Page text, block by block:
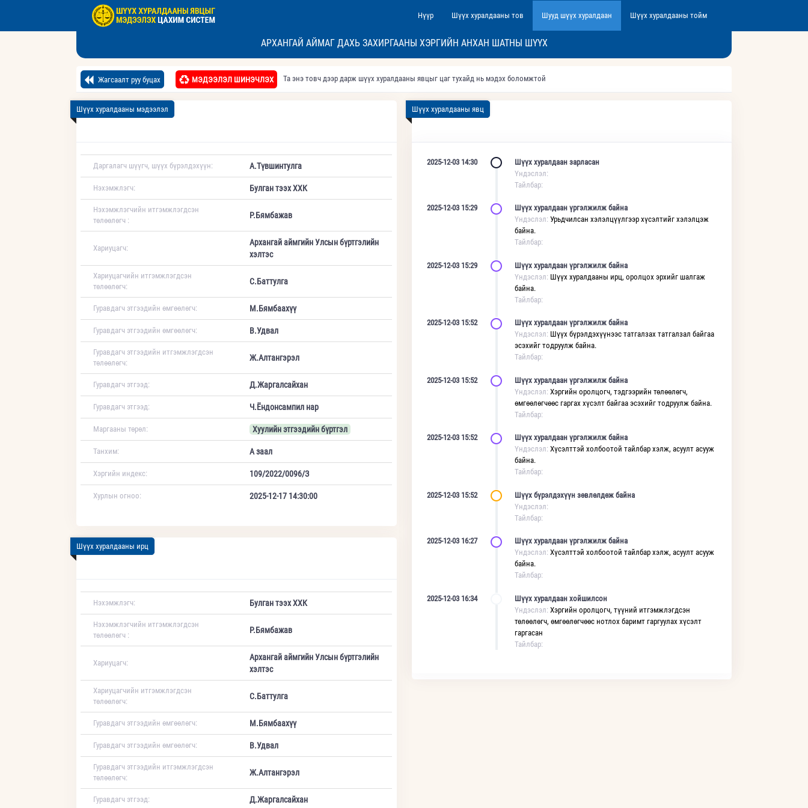
Нүүр Шүүх хуралдааны тов Шууд шүүх хуралдаан Шүүх хуралдааны тойм
АРХАНГАЙ АЙМАГ ДАХЬ ЗАХИРГААНЫ ХЭРГИЙН АНХАН ШАТНЫ ШҮҮХ
Жагсаалт руу буцах МЭДЭЭЛЭЛ ШИНЭЧЛЭХ Та энэ товч дээр дарж шүүх хуралдааны явцыг цаг тухайд нь мэдэх боломжтой
Шүүх хуралдааны мэдээлэл
Даргалагч шүүгч, шүүх бүрэлдэхүүн: А.Түвшинтулга
Нэхэмжлэгч: Булган тээх ХХК
Нэхэмжлэгчийн итгэмжлэгдсэн
төлөөлөгч :
Р.Бямбажав
Хариуцагч:
Архангай аймгийн Улсын бүртгэлийн
хэлтэс
Хариуцагчийн итгэмжлэгдсэн
төлөөлөгч:
С.Баттулга
Гуравдагч этгээдийн өмгөөлөгч: М.Бямбаахүү
Гуравдагч этгээдийн өмгөөлөгч: В.Удвал
Гуравдагч этгээдийн итгэмжлэгдсэн
төлөөлөгч:
Ж.Алтангэрэл
Гуравдагч этгээд: Д.Жаргалсайхан
Гуравдагч этгээд: Ч.Ёндонсампил нар
Маргааны төрөл: Хуулийн этгээдийн бүртгэл
Танхим: А заал
Хэргийн индекс: 109/2022/0096/З
Хурлын огноо: 2025-12-17 14:30:00
Шүүх хуралдааны ирц
Нэхэмжлэгч: Булган тээх ХХК
Нэхэмжлэгчийн итгэмжлэгдсэн
төлөөлөгч :
Р.Бямбажав
Хариуцагч:
Архангай аймгийн Улсын бүртгэлийн
хэлтэс
Хариуцагчийн итгэмжлэгдсэн
төлөөлөгч:
С.Баттулга
Гуравдагч этгээдийн өмгөөлөгч: М.Бямбаахүү
Гуравдагч этгээдийн өмгөөлөгч: В.Удвал
Гуравдагч этгээдийн итгэмжлэгдсэн
төлөөлөгч:
Ж.Алтангэрэл
Гуравдагч этгээд: Д.Жаргалсайхан
Шүүх хуралдааны явц
2025-12-03 14:30
Шүүх хуралдаан зарласан
Үндэслэл:
Тайлбар:
2025-12-03 15:29
Шүүх хуралдаан үргэлжилж байна
Үндэслэл: Урьдчилсан хэлэлцүүлгээр хүсэлтийг хэлэлцэж
байна.
Тайлбар:
2025-12-03 15:29
Шүүх хуралдаан үргэлжилж байна
Үндэслэл: Шүүх хуралдааны ирц, оролцох эрхийг шалгаж
байна.
Тайлбар:
2025-12-03 15:52
Шүүх хуралдаан үргэлжилж байна
Үндэслэл: Шүүх бүрэлдэхүүнээс татгалзах татгалзал байгаа
эсэхийг тодруулж байна.
Тайлбар:
2025-12-03 15:52
Шүүх хуралдаан үргэлжилж байна
Үндэслэл: Хэргийн оролцогч, тэдгээрийн төлөөлөгч,
өмгөөлөгчөөс гаргах хүсэлт байгаа эсэхийг тодруулж байна.
Тайлбар:
2025-12-03 15:52
Шүүх хуралдаан үргэлжилж байна
Үндэслэл: Хүсэлттэй холбоотой тайлбар хэлж, асуулт асууж
байна.
Тайлбар:
2025-12-03 15:52
Шүүх бүрэлдэхүүн зөвлөлдөж байна
Үндэслэл:
Тайлбар:
2025-12-03 16:27
Шүүх хуралдаан үргэлжилж байна
Үндэслэл: Хүсэлттэй холбоотой тайлбар хэлж, асуулт асууж
байна.
Тайлбар:
2025-12-03 16:34
Шүүх хуралдаан хойшилсон
Үндэслэл: Хэргийн оролцогч, түүний итгэмжлэгдсэн
төлөөлөгч, өмгөөлөгчөөс нотлох баримт гаргуулах хүсэлт
гаргасан
Тайлбар: